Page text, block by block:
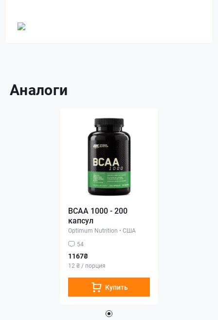
Аналоги
BCAA 1000 - 200
капсул
Optimum Nutrition • США
54
1167₴
12 ₴ / порция
Купить